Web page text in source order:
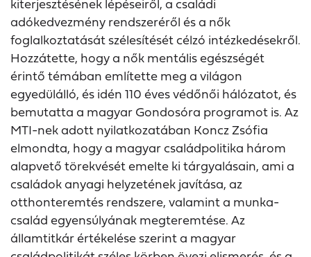
kiterjesztésének lépéseiről, a családi
adókedvezmény rendszeréről és a nők
foglalkoztatását szélesítését célzó intézkedésekről.
Hozzátette, hogy a nők mentális egészségét
érintő témában említette meg a világon
egyedülálló, és idén 110 éves védőnői hálózatot, és
bemutatta a magyar Gondosóra programot is. Az
MTI-nek adott nyilatkozatában Koncz Zsófia
elmondta, hogy a magyar családpolitika három
alapvető törekvését emelte ki tárgyalásain, ami a
családok anyagi helyzetének javítása, az
otthonteremtés rendszere, valamint a munka-
család egyensúlyának megteremtése. Az
államtitkár értékelése szerint a magyar